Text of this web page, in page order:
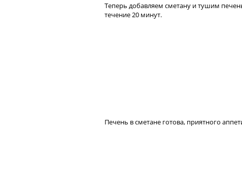
Теперь добавляем сметану и тушим
течение 20 минут.
Печень в сметане готова, приятного